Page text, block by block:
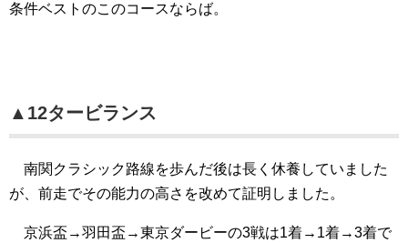
条件ベストのこのコースならば。
▲12タービランス
南関クラシック路線を歩んだ後は長く休養していました
が、前走でその能力の高さを改めて証明しました。
京浜盃→羽田盃→東京ダービーの3戦は1着→1着→3着で